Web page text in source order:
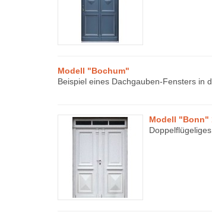
Modell "Bochum"
Beispiel eines Dachgauben-Fensters in
Modell "Bonn"